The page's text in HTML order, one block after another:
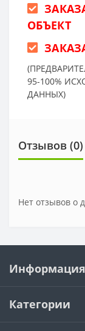
ОБЪЕКТ
95-100%
ДАННЫХ)
Отзывов (0)
Нет отзывов о
Информация
Категории